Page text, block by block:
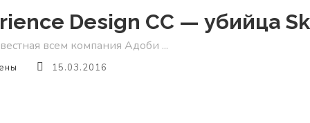
Design CC — убийца
всем компания Адоби ...
15.03.2016